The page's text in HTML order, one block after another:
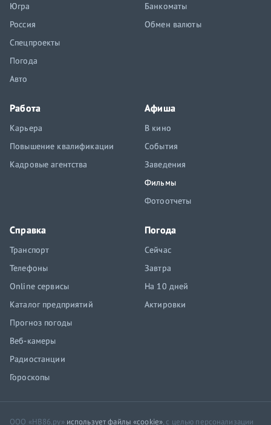
Югра
Россия
Спецпроекты
Погода
Авто
Банкоматы
Обмен валюты
Работа
Карьера
Повышение квалификации
Кадровые агентства
Афиша
В кино
События
Заведения
Фильмы
Фотоотчеты
Справка
Транспорт
Телефоны
Online сервисы
Каталог предприятий
Прогноз погоды
Веб-камеры
Радиостанции
Гороскопы
Погода
Сейчас
Завтра
На 10 дней
Актировки
ООО «НВ86.ру» использует файлы «cookie», с целью персонализации